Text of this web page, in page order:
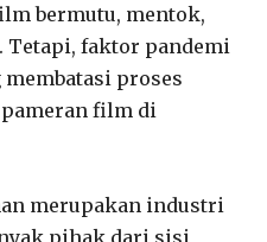
bermutu, mentok,
Tetapi, faktor pandemi
proses
film di
merupakan industri
pihak dari sisi